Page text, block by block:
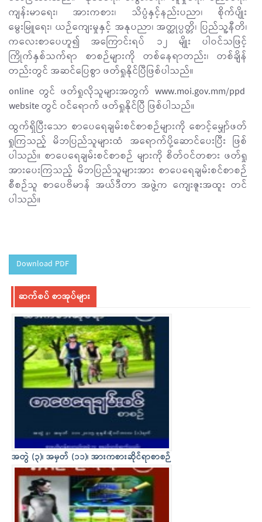
ကျန်းမာရေး၊ အားကစား၊ သိပ္ပံနှင့်နည်းပညာ၊ စိုက်ပျိုး
မွေးမြူရေး၊ ယဉ်ကျေးမှုနှင့် အနုပညာ၊ အတ္ထုပ္ပတ္တိ၊ ပြည်သူ့နီတိ၊
ကလေးစာပေဟူ၍ အကြောင်းရပ် ၁၂ မျိုး ပါဝင်သဖြင့်
ကြိုက်နှစ်သက်ရာ စာစဉ်များကို တစ်နေရာတည်း၊ တစ်ချိန်
တည်းတွင် အဆင်ပြေစွာ ဖတ်ရှုနိုင်ပြီဖြစ်ပါသည်။
online တွင် ဖတ်ရှုလိုသူများအတွက် www.moi.gov.mm/ppd
website တွင် ဝင်ရောက် ဖတ်ရှုနိုင်ပြီ ဖြစ်ပါသည်။
ထွက်ရှိပြီးသော စာပေရေချမ်းစင်စာစဉ်များကို စောင့်မျှော်ဖတ်
ရှုကြသည့် မိဘပြည်သူများထံ အရောက်ပို့ဆောင်ပေးပြီး ဖြစ်
ပါသည်။ စာပေရေချမ်းစင်စာစဉ် များကို စိတ်ဝင်တစား ဖတ်ရှု
အားပေးကြသည့် မိဘပြည်သူများအား စာပေရေချမ်းစင်စာစဉ်
စီစဉ်သူ စာပေဗိမာန် အယ်ဒီတာ အဖွဲ့က ကျေးဇူးအထူး တင်
ပါသည်။
Download PDF
ဆက်စပ် စာအုပ်များ
အတွဲ (၃)၊ အမှတ် (၁၁)၊ အားကစားဆိုင်ရာစာစဉ်